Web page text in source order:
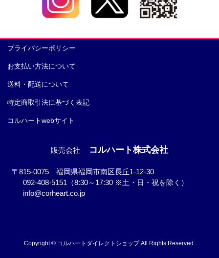
プライバシーポリシー
お支払い方法について
送料・配送について
特定商取引法に基づく表記
コルハートwebサイト
販売会社 コルハート株式会社
〒815-0075 福岡県福岡市南区長丘1-12-30
092-408-5151（8:30～17:30 ※土・日・祝を除く）
info@corheart.co.jp
Copyright © コルハートダイレクトショップ All Rights Reserved.